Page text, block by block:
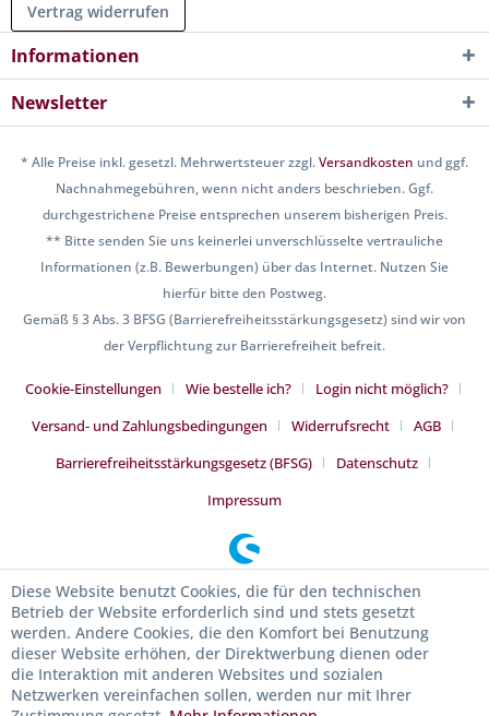
Vertrag widerrufen
Informationen
Newsletter
* Alle Preise inkl. gesetzl. Mehrwertsteuer zzgl.Versandkosten und ggf.
Nachnahmegebühren, wenn nicht anders beschrieben. Ggf.
durchgestrichene Preise entsprechen unserem bisherigen Preis.
** Bitte senden Sie uns keinerlei unverschlüsselte vertrauliche
Informationen (z.B. Bewerbungen) über das Internet. Nutzen Sie
hierfür bitte den Postweg.
Gemäß § 3 Abs. 3 BFSG (Barrierefreiheitsstärkungsgesetz) sind wir von
der Verpflichtung zur Barrierefreiheit befreit.
Cookie-Einstellungen Wie bestelle ich?
Login nicht möglich?
Versand- und Zahlungsbedingungen
Widerrufsrecht
AGB
Barrierefreiheitsstärkungsgesetz (BFSG)
Datenschutz
Impressum
Diese Website benutzt Cookies, die für den technischen
Betrieb der Website erforderlich sind und stets gesetzt
werden. Andere Cookies, die den Komfort bei Benutzung
dieser Website erhöhen, der Direktwerbung dienen oder
die Interaktion mit anderen Websites und sozialen
Netzwerken vereinfachen sollen, werden nur mit Ihrer